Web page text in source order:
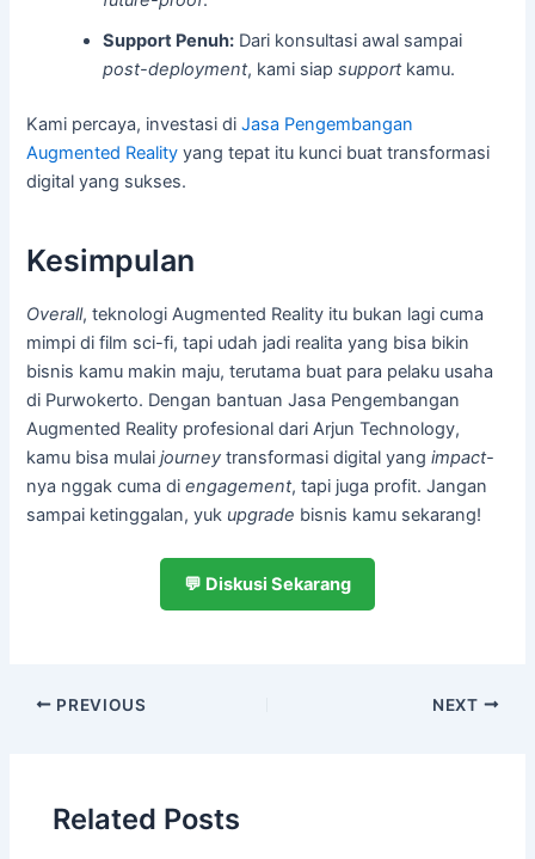
Support Penuh: Dari konsultasi awal sampai
post-deployment, kami siapsupportkamu.
Kami percaya, investasi diJasa Pengembangan
Augmented Reality yang tepat itu kunci buat transformasi
digital yang sukses.
Kesimpulan
Overall, teknologi Augmented Reality itu bukan lagi cuma
mimpi di film sci-fi, tapi udah jadi realita yang bisa bikin
bisnis kamu makin maju, terutama buat para pelaku usaha
di Purwokerto. Dengan bantuan Jasa Pengembangan
Augmented Reality profesional dari Arjun Technology,
kamu bisa mulaijourney transformasi digital yangimpact-
nya nggak cuma diengagement, tapi juga profit. Jangan
sampai ketinggalan, yuk upgrade bisnis kamu sekarang!
💬 Diskusi Sekarang
PREVIOUS NEXT
Related Posts